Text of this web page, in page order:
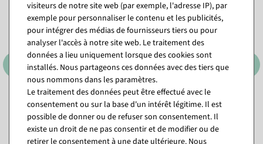
Dévidoir supplémentaire
"Standard" larg. de rouleau
75 cm
Disponible immédiatement
Dévidoir supplémentaire
"Standard" larg. de rouleau
50 cm
Prêt à être expédié dans
environ 3 semaines
visiteurs de notre site web (par exemple, l'adresse IP), par
exemple pour personnaliser le contenu et les publicités,
pour intégrer des médias de fournisseurs tiers ou pour
analyser l'accès à notre site web. Le traitement des
données a lieu uniquement lorsque des cookies sont
installés. Nous partageons ces données avec des tiers que
nous nommons dans les paramètres.
Le traitement des données peut être effectué avec le
consentement ou sur la base d'un intérêt légitime. Il est
possible de donner ou de refuser son consentement. Il
existe un droit de ne pas consentir et de modifier ou de
retirer le consentement à une date ultérieure. Nous